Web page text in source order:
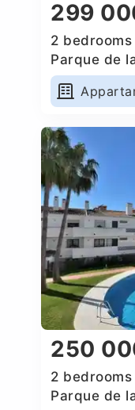
299
2
Parque de
250
2
Parque de